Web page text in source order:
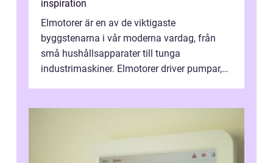
inspiration
Elmotorer är en av de viktigaste
byggstenarna i vår moderna vardag, från
små hushållsapparater till tunga
industrimaskiner. Elmotorer driver pumpar,